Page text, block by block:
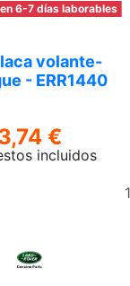
6-7 días laborables
volante-
- ERR1440
€
incluidos